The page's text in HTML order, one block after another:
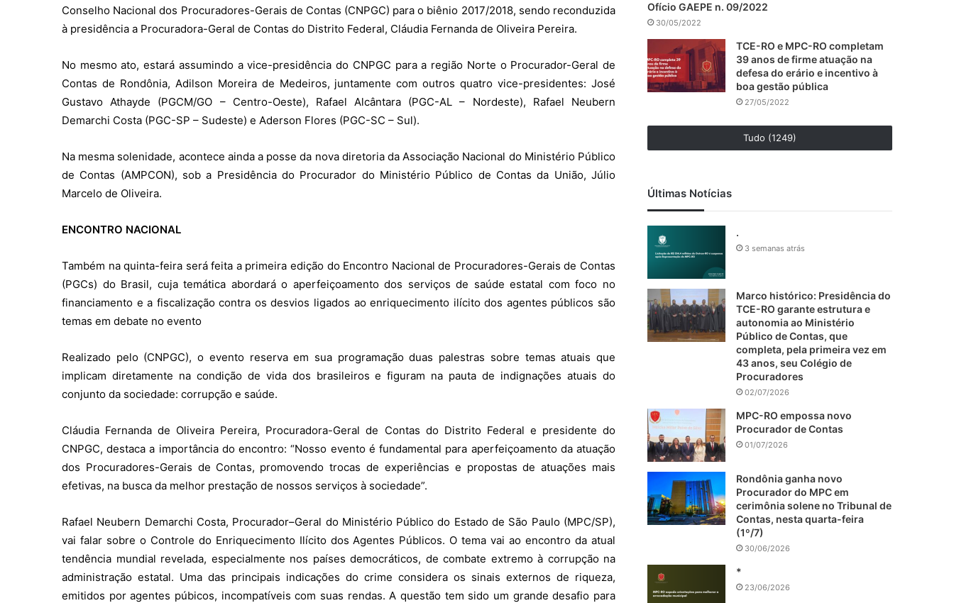
Conselho Nacional dos Procuradores-Gerais de Contas (CNPGC) para o biênio 2017/2018, sendo reconduzida
à presidência a Procuradora-Geral de Contas do Distrito Federal, Cláudia Fernanda de Oliveira Pereira.
No mesmo ato, estará assumindo a vice-presidência do CNPGC para a região Norte o Procurador-Geral de
Contas de Rondônia, Adilson Moreira de Medeiros, juntamente com outros quatro vice-presidentes: José
Gustavo Athayde (PGCM/GO – Centro-Oeste), Rafael Alcântara (PGC-AL – Nordeste), Rafael Neubern
Demarchi Costa (PGC-SP – Sudeste) e Aderson Flores (PGC-SC – Sul).
Na mesma solenidade, acontece ainda a posse da nova diretoria da Associação Nacional do Ministério Público
de Contas (AMPCON), sob a Presidência do Procurador do Ministério Público de Contas da União, Júlio
Marcelo de Oliveira.
ENCONTRO NACIONAL
Também na quinta-feira será feita a primeira edição do Encontro Nacional de Procuradores-Gerais de Contas
(PGCs) do Brasil, cuja temática abordará o aperfeiçoamento dos serviços de saúde estatal com foco no
financiamento e a fiscalização contra os desvios ligados ao enriquecimento ilícito dos agentes públicos são
temas em debate no evento
Realizado pelo (CNPGC), o evento reserva em sua programação duas palestras sobre temas atuais que
implicam diretamente na condição de vida dos brasileiros e figuram na pauta de indignações atuais do
conjunto da sociedade: corrupção e saúde.
Cláudia Fernanda de Oliveira Pereira, Procuradora-Geral de Contas do Distrito Federal e presidente do
CNPGC, destaca a importância do encontro: “Nosso evento é fundamental para aperfeiçoamento da atuação
dos Procuradores-Gerais de Contas, promovendo trocas de experiências e propostas de atuações mais
efetivas, na busca da melhor prestação de nossos serviços à sociedade”.
Rafael Neubern Demarchi Costa, Procurador–Geral do Ministério Público do Estado de São Paulo (MPC/SP),
vai falar sobre o Controle do Enriquecimento Ilícito dos Agentes Públicos. O tema vai ao encontro da atual
tendência mundial revelada, especialmente nos países democráticos, de combate extremo à corrupção na
administração estatal. Uma das principais indicações do crime considera os sinais externos de riqueza,
emitidos por agentes púbicos, incompatíveis com suas rendas. A questão tem sido um grande desafio para
Ofício GAEPE n. 09/2022
30/05/2022
TCE-RO e MPC-RO completam
39 anos de firme atuação na
defesa do erário e incentivo à
boa gestão pública
27/05/2022
Tudo (1249)
Últimas Notícias
.
3 semanas atrás
Marco histórico: Presidência do
TCE-RO garante estrutura e
autonomia ao Ministério
Público de Contas, que
completa, pela primeira vez em
43 anos, seu Colégio de
Procuradores
02/07/2026
MPC-RO empossa novo
Procurador de Contas
01/07/2026
Rondônia ganha novo
Procurador do MPC em
cerimônia solene no Tribunal de
Contas, nesta quarta-feira
(1º/7)
30/06/2026
*
23/06/2026